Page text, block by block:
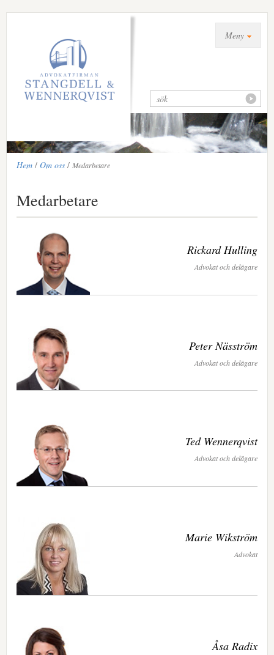
Meny
Hem/ Om oss/ Medarbetare
Medarbetare
Rickard Hulling
Advokat och delägare
Peter Näsström
Advokat och delägare
Ted Wennerqvist
Advokat och delägare
Marie Wikström
Advokat
Åsa Radix